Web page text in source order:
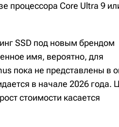
процессора Core Ultra 9
SSD под новым брендом
имя, вероятно, для
пока не представлены в
в начале 2026 года.
стоимости касается